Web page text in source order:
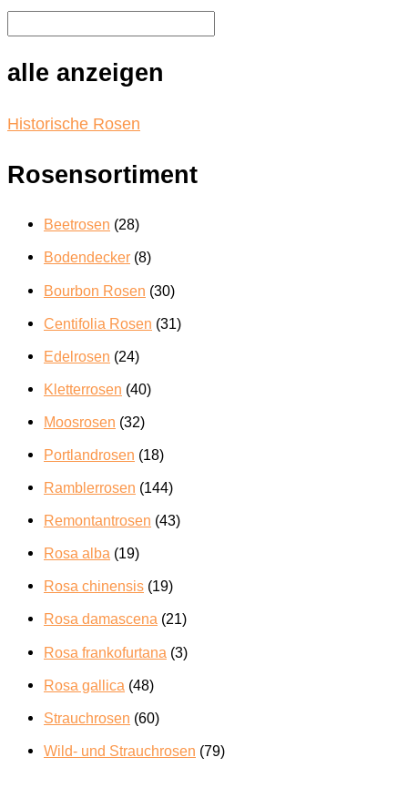
alle anzeigen
Historische Rosen
Rosensortiment
Beetrosen (28)
Bodendecker (8)
Bourbon Rosen (30)
Centifolia Rosen (31)
Edelrosen (24)
Kletterrosen (40)
Moosrosen (32)
Portlandrosen (18)
Ramblerrosen (144)
Remontantrosen (43)
Rosa alba (19)
Rosa chinensis (19)
Rosa damascena (21)
Rosa frankofurtana (3)
Rosa gallica (48)
Strauchrosen (60)
Wild- und Strauchrosen (79)